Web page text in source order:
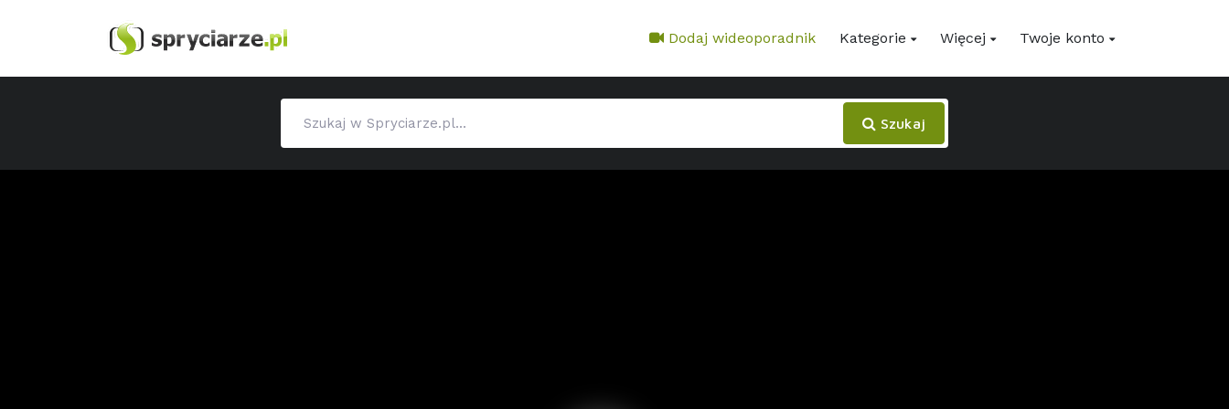
Dodaj wideoporadnik Kategorie Więcej Twoje konto
Szukaj